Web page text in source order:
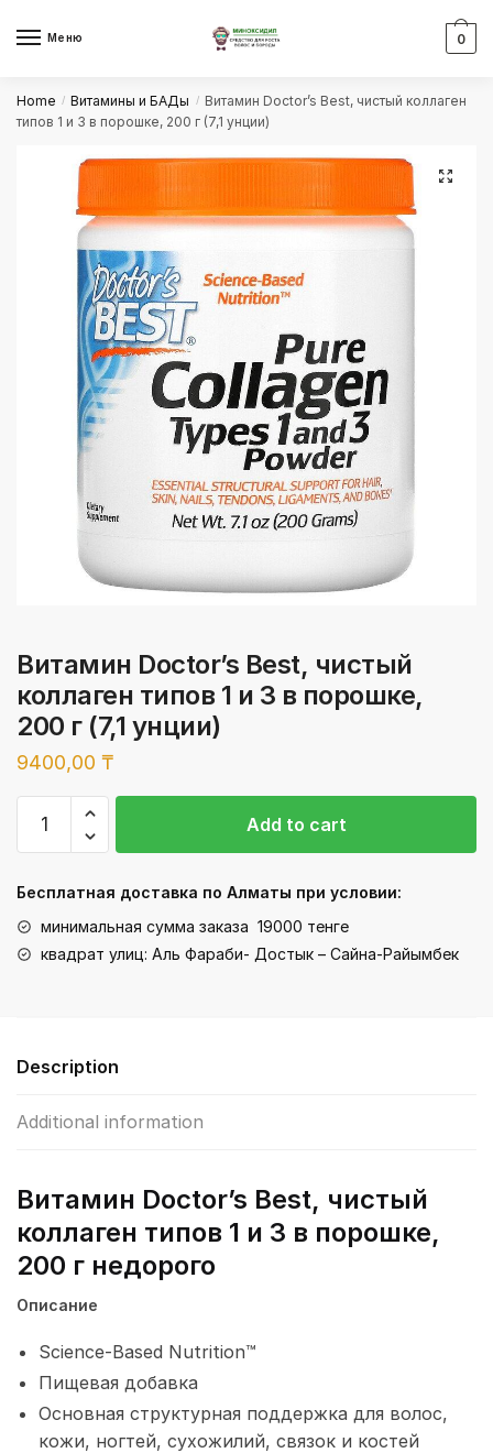
Меню 0
Home / Витамины и БАДы / Витамин Doctor’s Best, чистый коллаген
типов 1 и 3 в порошке, 200 г (7,1 унции)
Витамин Doctor’s Best, чистый
коллаген типов 1 и 3 в порошке,
200 г (7,1 унции)
9400,00 ₸
Doctor's
чистый
типов
1
порошке,
г
quantity
Add to cart
Бесплатная доставка по Алматы при условии:
минимальная сумма заказа 19000 тенге
квадрат улиц: Аль Фараби- Достык – Сайна-Райымбек
Description
Additional information
Витамин Doctor’s Best, чистый
коллаген типов 1 и 3 в порошке,
200 г недорого
Описание
Science-Based Nutrition™
Пищевая добавка
Основная структурная поддержка для волос,
кожи, ногтей, сухожилий, связок и костей